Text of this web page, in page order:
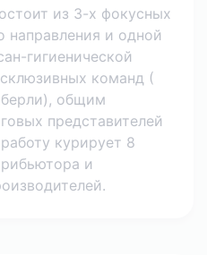
из 3-х фокусных
направления и одной
гигиенической
команд (
общим
представителей
курирует 8
и